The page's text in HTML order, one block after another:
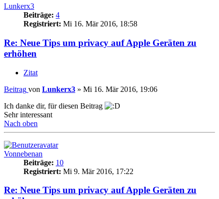
Lunkerx3
Beiträge: 4
Registriert: Mi 16. Mär 2016, 18:58
Re: Neue Tips um privacy auf Apple Geräten zu
erhöhen
Zitat
Beitrag von Lunkerx3 » Mi 16. Mär 2016, 19:06
Ich danke dir, für diesen Beitrag
Sehr interessant
Nach oben
Vonnebenan
Beiträge: 10
Registriert: Mi 9. Mär 2016, 17:22
Re: Neue Tips um privacy auf Apple Geräten zu